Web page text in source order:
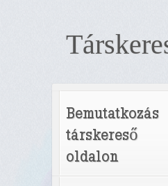
Bemutatkozás
társkereső
oldalon